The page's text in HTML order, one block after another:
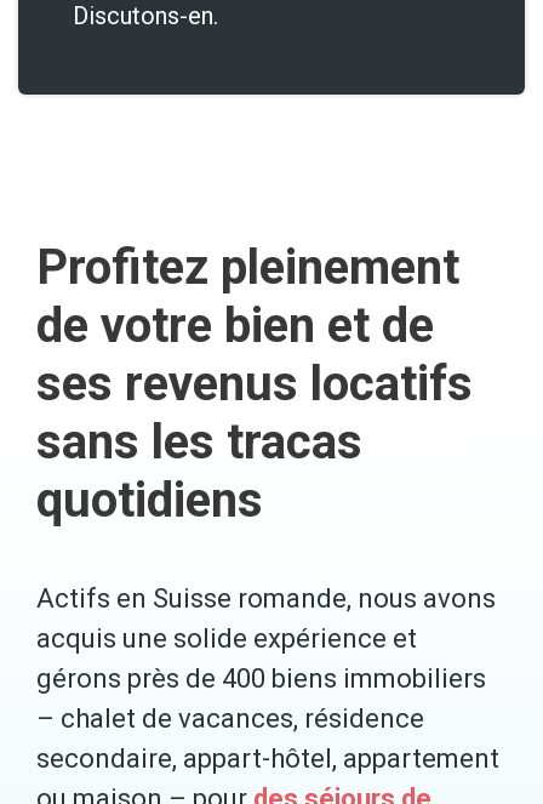
Discutons-en.
Profitez pleinement
de votre bien et de
ses revenus locatifs
sans les tracas
quotidiens
Actifs en Suisse romande, nous avons
acquis une solide expérience et
gérons près de 400 biens immobiliers
– chalet de vacances, résidence
secondaire, appart-hôtel, appartement